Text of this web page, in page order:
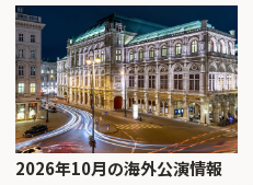
2026年10月の海外公演情報